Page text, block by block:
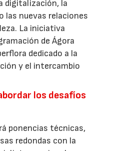
digitalización, la
las nuevas relaciones
La iniciativa
de Ágora
dedicado a la
y el intercambio
los desafíos
ponencias técnicas,
redondas con la